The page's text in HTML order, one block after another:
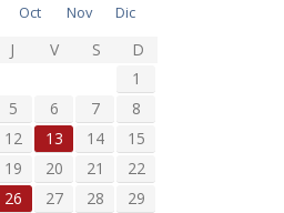
Oct Nov Dic
J V S
D
1
5 6 7
8
12 13 14
15
19 20 21
22
26 27 28
29